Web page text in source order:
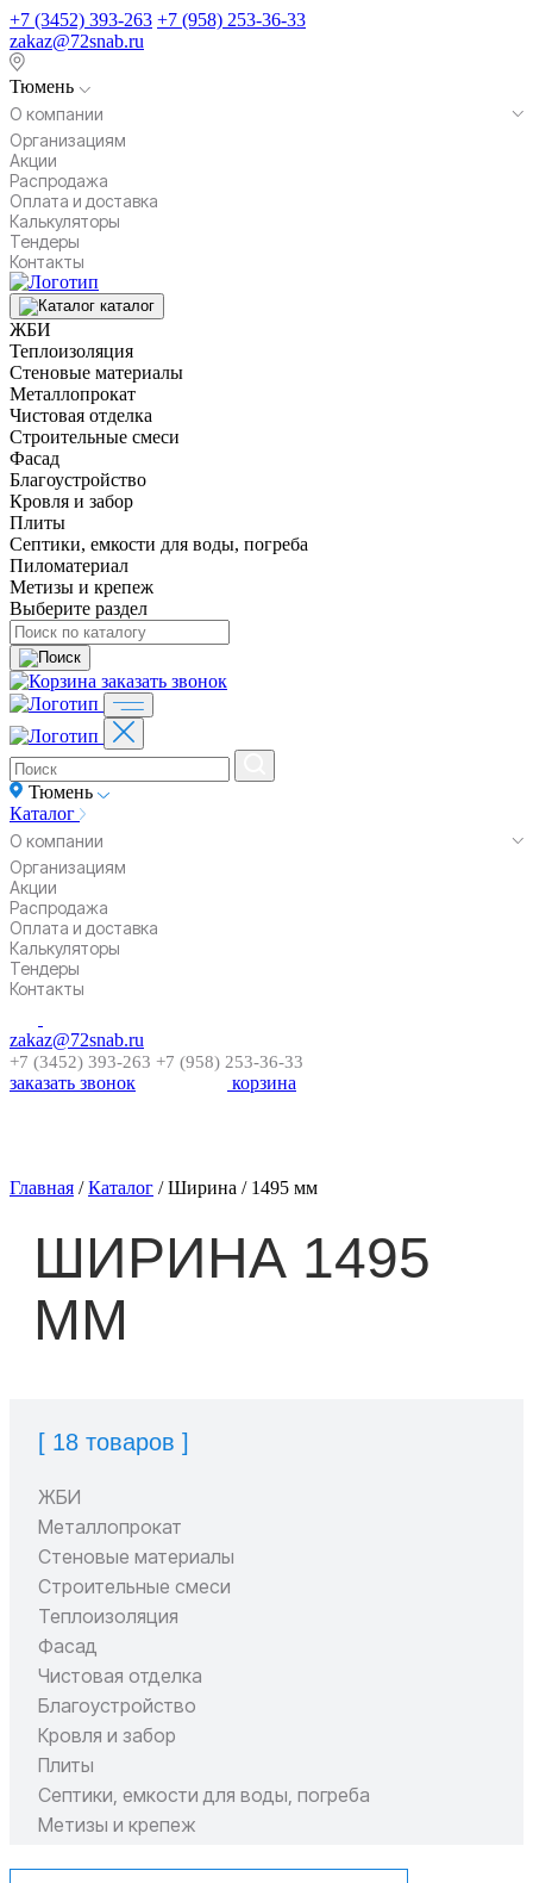
+7 (3452) 393-263 +7 (958) 253-36-33
zakaz@72snab.ru
Тюмень
О компании
Организациям
Акции
Распродажа
Оплата и доставка
Калькуляторы
Тендеры
Контакты
каталог
ЖБИ
Теплоизоляция
Стеновые материалы
Металлопрокат
Чистовая отделка
Строительные смеси
Фасад
Благоустройство
Кровля и забор
Плиты
Септики, емкости для воды, погреба
Пиломатериал
Метизы и крепеж
Выберите раздел
заказать звонок
Тюмень
Каталог
О компании
Организациям
Акции
Распродажа
Оплата и доставка
Калькуляторы
Тендеры
Контакты
zakaz@72snab.ru
+7 (3452) 393-263 +7 (958) 253-36-33
заказать звонок корзина
Главная / Каталог / Ширина / 1495 мм
ШИРИНА 1495
ММ
[ 18 товаров ]
ЖБИ
Металлопрокат
Стеновые материалы
Строительные смеси
Теплоизоляция
Фасад
Чистовая отделка
Благоустройство
Кровля и забор
Плиты
Септики, емкости для воды, погреба
Метизы и крепеж